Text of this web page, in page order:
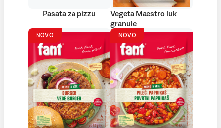
Pasata za pizzu
Vegeta Maestro luk
granule
NOVO NOVO